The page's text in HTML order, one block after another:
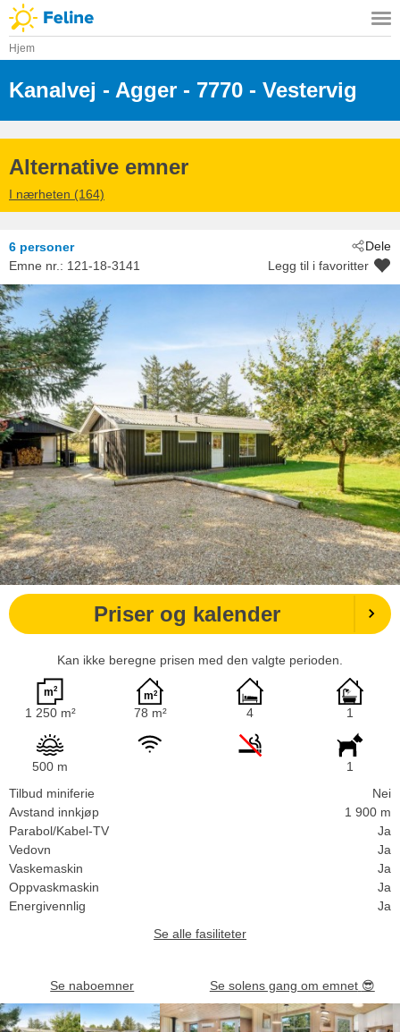
Hjem
Kanalvej - Agger - 7770 - Vestervig
Alternative emner
I nærheten (164)
Dele
6 personer
Emne nr.: 121-18-3141 Legg til i favoritter
Priser og kalender
Kan ikke beregne prisen med den valgte perioden.
1 250 m² 78 m² 4 1
500 m
1
Tilbud miniferie
Nei
Avstand innkjøp
1 900 m
Parabol/Kabel-TV
Ja
Vedovn
Ja
Vaskemaskin
Ja
Oppvaskmaskin
Ja
Energivennlig
Ja
Se alle fasiliteter
Se naboemner Se solens gang om emnet 😎